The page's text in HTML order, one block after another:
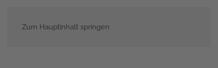
Zum Hauptinhalt springen